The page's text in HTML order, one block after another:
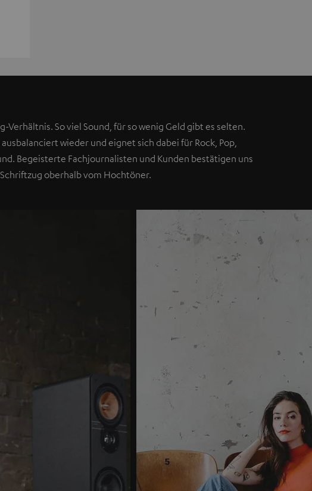
Verhältnis. So viel Sound, für so wenig Geld gibt es selten.
wieder und eignet sich dabei für Rock, Pop,
Begeisterte Fachjournalisten und Kunden bestätigen uns
oberhalb vom Hochtöner.